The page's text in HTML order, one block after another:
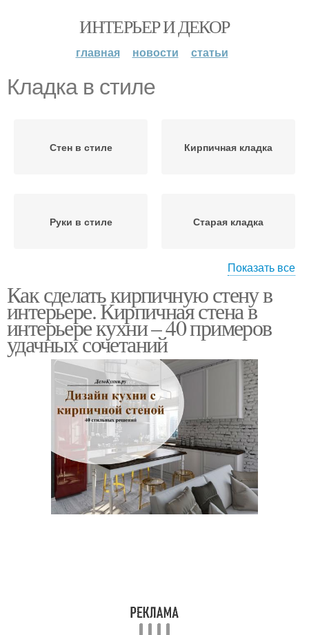
ИНТЕРЬЕР И ДЕКОР
главная новости статьи
Кладка в стиле
Стен в стиле Кирпичная кладка
Руки в стиле Старая кладка
Кладки из сибита
Показать все
Как сделать кирпичную стену в
интерьере. Кирпичная стена в
интерьере кухни – 40 примеров
удачных сочетаний